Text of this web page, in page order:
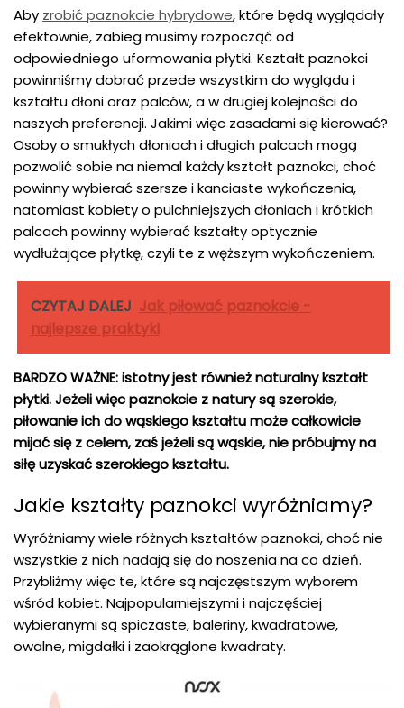
Aby zrobić paznokcie hybrydowe, które będą wyglądały
efektownie, zabieg musimy rozpocząć od
odpowiedniego uformowania płytki. Kształt paznokci
powinniśmy dobrać przede wszystkim do wyglądu i
kształtu dłoni oraz palców, a w drugiej kolejności do
naszych preferencji. Jakimi więc zasadami się kierować?
Osoby o smukłych dłoniach i długich palcach mogą
pozwolić sobie na niemal każdy kształt paznokci, choć
powinny wybierać szersze i kanciaste wykończenia,
natomiast kobiety o pulchniejszych dłoniach i krótkich
palcach powinny wybierać kształty optycznie
wydłużające płytkę, czyli te z węższym wykończeniem.
CZYTAJ DALEJ Jak piłować paznokcie -
najlepsze praktyki
BARDZO WAŻNE: istotny jest również naturalny kształt
płytki. Jeżeli więc paznokcie z natury są szerokie,
piłowanie ich do wąskiego kształtu może całkowicie
mijać się z celem, zaś jeżeli są wąskie, nie próbujmy na
siłę uzyskać szerokiego kształtu.
Jakie kształty paznokci wyróżniamy?
Wyróżniamy wiele różnych kształtów paznokci, choć nie
wszystkie z nich nadają się do noszenia na co dzień.
Przybliżmy więc te, które są najczęstszym wyborem
wśród kobiet. Najpopularniejszymi i najczęściej
wybieranymi są spiczaste, baleriny, kwadratowe,
owalne, migdałki i zaokrąglone kwadraty.